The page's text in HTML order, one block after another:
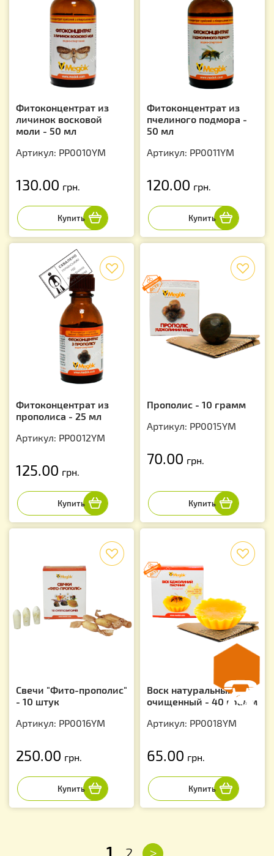
Фитоконцентрат из
личинок восковой
моли - 50 мл
Артикул: PP0010YM
130.00 грн.
Фитоконцентрат из
пчелиного подмора -
50 мл
Артикул: PP0011YM
120.00 грн.
Фитоконцентрат из
прополиса - 25 мл
Артикул: PP0012YM
125.00 грн.
Прополис - 10 грамм
Артикул: PP0015YM
70.00 грн.
Свечи "Фито-прополис"
- 10 штук
Артикул: PP0016YM
250.00 грн.
Воск натуральный
очищенный - 40 грамм
Артикул: PP0018YM
65.00 грн.
1 2 >